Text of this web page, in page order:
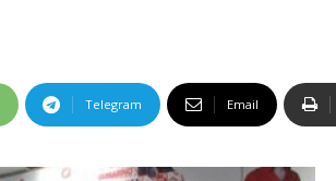
Telegram Email